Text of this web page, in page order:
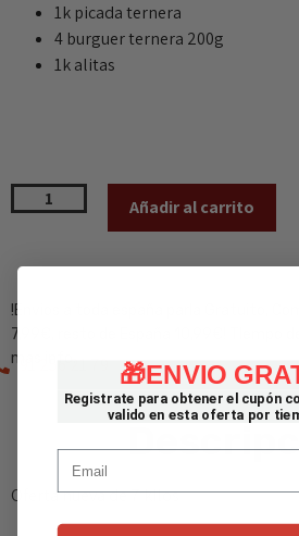
1k picada ternera
4 burguer ternera 200g
1k alitas
Añadir al carrito
!Envios a toda españa parla Gratuito,
7,99€, resto de España 10,99€! TIempo
mas info.
Oferta nueva de 7 kilos
🎁ENVIO
Registrate para obtener el cupón
valido en esta oferta por